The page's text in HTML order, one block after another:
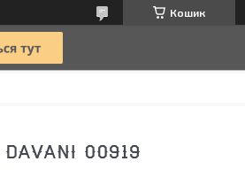
Кошик
00919